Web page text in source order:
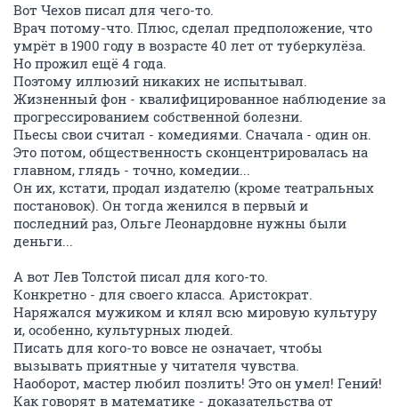
Вот Чехов писал для чего-то.
Врач потому-что. Плюс, сделал предположение, что
умрёт в 1900 году в возрасте 40 лет от туберкулёза.
Но прожил ещё 4 года.
Поэтому иллюзий никаких не испытывал.
Жизненный фон - квалифицированное наблюдение за
прогрессированием собственной болезни.
Пьесы свои считал - комедиями. Сначала - один он.
Это потом, общественность сконцентрировалась на
главном, глядь - точно, комедии...
Он их, кстати, продал издателю (кроме театральных
постановок). Он тогда женился в первый и
последний раз, Ольге Леонардовне нужны были
деньги...
А вот Лев Толстой писал для кого-то.
Конкретно - для своего класса. Аристократ.
Наряжался мужиком и клял всю мировую культуру
и, особенно, культурных людей.
Писать для кого-то вовсе не означает, чтобы
вызывать приятные у читателя чувства.
Наоборот, мастер любил позлить! Это он умел! Гений!
Как говорят в математике - доказательства от